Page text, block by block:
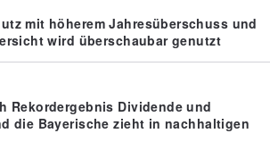
mit höherem Jahresüberschuss und
wird überschaubar genutzt
Rekordergebnis Dividende und
die Bayerische zieht in nachhaltigen